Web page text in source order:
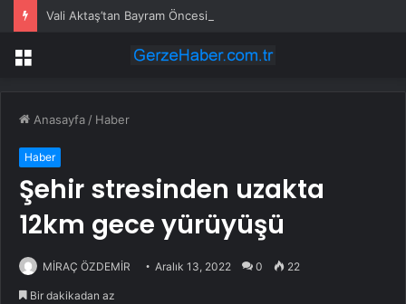
Vali Aktaş’tan Bayram Öncesi Denetim Ziyareti
Menü
Anasayfa / Haber
Haber
Şehir stresinden uzakta
12km gece yürüyüşü
MİRAÇ ÖZDEMİR Aralık 13, 2022 0 22
Bir dakikadan az